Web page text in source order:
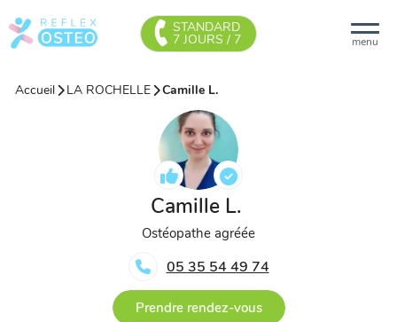
menu
STANDARD
7 JOURS / 7
Accueil LA ROCHELLE Camille L.
Camille L.
Ostéopathe agréée
05 35 54 49 74
Prendre rendez-vous